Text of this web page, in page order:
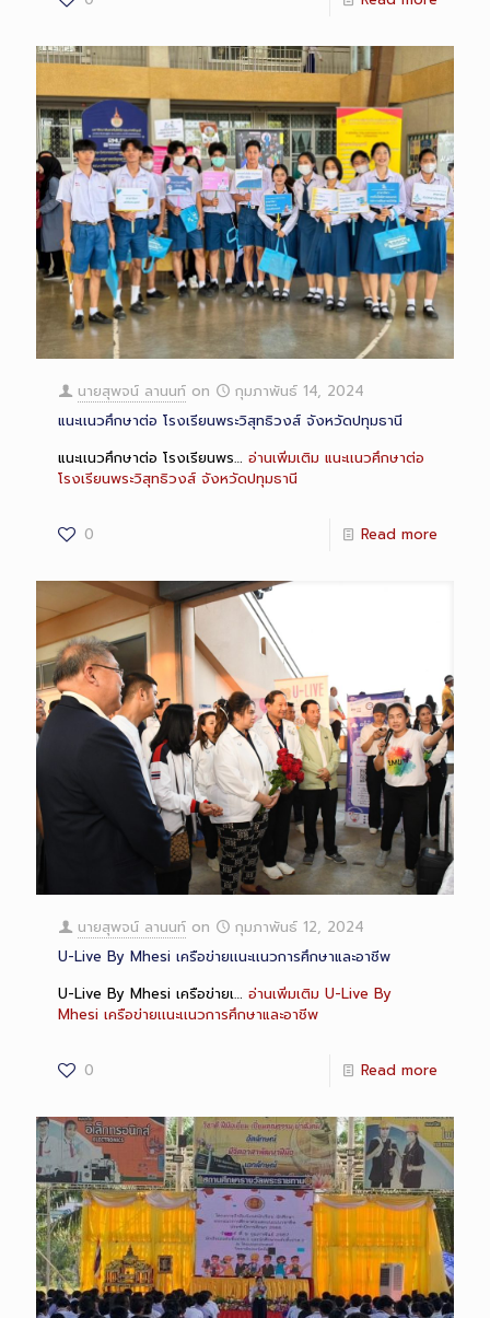
นายสุพจน์ ลานนท์ on
กุมภาพันธ์ 14, 2024
แนะเเนวศึกษาต่อ โรงเรียนพระวิสุทธิวงส์ จังหวัดปทุมธานี
แนะเเนวศึกษาต่อ โรงเรียนพร… อ่านเพิ่มเติม แนะเเนวศึกษาต่อ
โรงเรียนพระวิสุทธิวงส์ จังหวัดปทุมธานี
0 Read more
นายสุพจน์ ลานนท์ on
กุมภาพันธ์ 12, 2024
U-Live By Mhesi เครือข่ายเเนะเเนวการศึกษาและอาชีพ
U-Live By Mhesi เครือข่ายเ… อ่านเพิ่มเติม U-Live By
Mhesi เครือข่ายเเนะเเนวการศึกษาและอาชีพ
0 Read more